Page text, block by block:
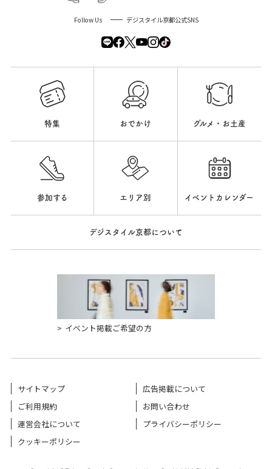
Follow Us デジスタイル京都公式SNS
特集 おでかけ グルメ・お土産
参加する エリア別 イベントカレンダー
デジスタイル京都について
イベント掲載ご希望の方
サイトマップ
広告掲載について
ご利用規約
お問い合わせ
運営会社について
プライバシーポリシー
クッキーポリシー